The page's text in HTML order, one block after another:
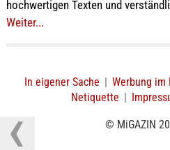
hochwertigen Texten und
Weiter...
In eigener Sache | Werbung im
Netiquette |
© MiGAZIN